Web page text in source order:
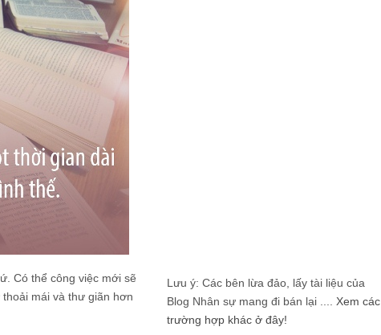
Có thể công việc mới sẽ
mái và thư giãn hơn
Lưu ý: Các bên lừa đảo, lấy tài liệu của
Blog Nhân sự mang đi bán lại .... Xem các
trường hợp khác ở đây!